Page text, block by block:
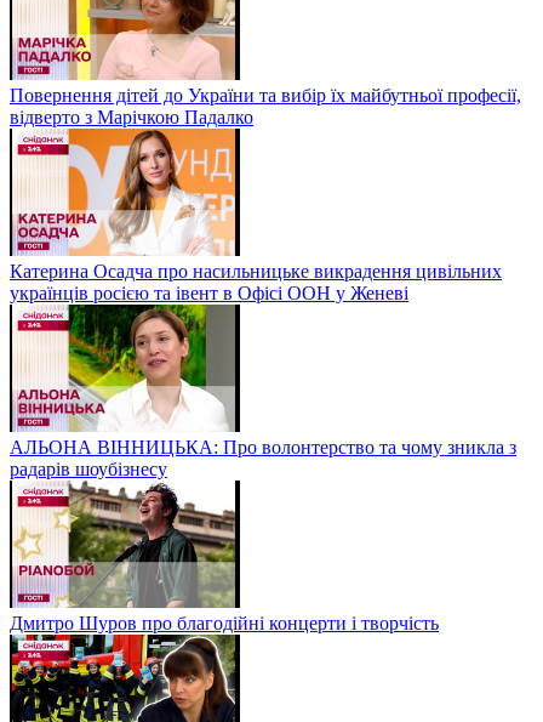
Повернення дітей до України та вибір їх майбутньої професії,
відверто з Марічкою Падалко
Катерина Осадча про насильницьке викрадення цивільних
українців росією та івент в Офісі ООН у Женеві
АЛЬОНА ВІННИЦЬКА: Про волонтерство та чому зникла з
радарів шоубізнесу
Дмитро Шуров про благодійні концерти і творчість